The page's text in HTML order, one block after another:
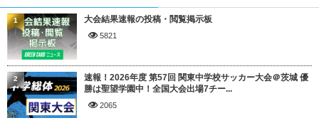
大会結果速報の投稿・閲覧掲示板
5821
1
速報！2026年度 第57回 関東中学校サッカー大会＠茨城 優
勝は聖望学園中！全国大会出場7チー...
2065
2